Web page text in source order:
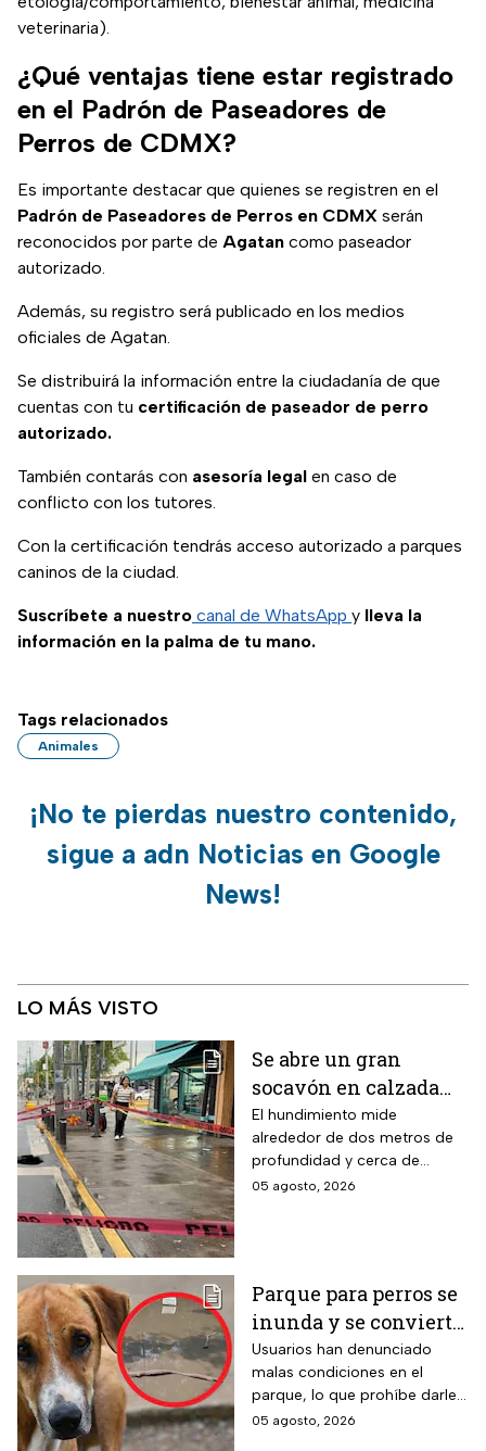
veterinaria).
¿Qué ventajas tiene estar registrado
en el Padrón de Paseadores de
Perros de CDMX?
Es importante destacar que quienes se registren en el
Padrón de Paseadores de Perros en CDMX serán
reconocidos por parte de Agatan como paseador
autorizado.
Además, su registro será publicado en los medios
oficiales de Agatan.
Se distribuirá la información entre la ciudadanía de que
cuentas con tu certificación de paseador de perro
autorizado.
También contarás con asesoría legal en caso de
conflicto con los tutores.
Con la certificación tendrás acceso autorizado a parques
caninos de la ciudad.
Suscríbete a nuestro canal de WhatsApp y lleva la
información en la palma de tu mano.
Tags relacionados
Animales
¡No te pierdas nuestro contenido,
sigue a adn Noticias en Google
News!
LO MÁS VISTO
Se abre un gran
socavón en calzada
Taxqueña tras paso de
Trolebús
El hundimiento mide
alrededor de dos metros de
profundidad y cerca de
cuatro metros de diámetro.
05 agosto, 2026
Parque para perros se
inunda y se convierte
en foco de infección;
el área canina está
inutilizable
Usuarios han denunciado
malas condiciones en el
parque, lo que prohíbe darle
un uso adecuado
05 agosto, 2026